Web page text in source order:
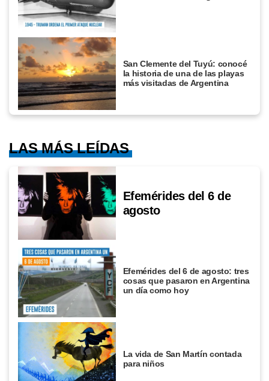
San Clemente del Tuyú: conocé
la historia de una de las playas
más visitadas de Argentina
LAS MÁS LEÍDAS
Efemérides del 6 de
agosto
Efemérides del 6 de agosto: tres
cosas que pasaron en Argentina
un día como hoy
La vida de San Martín contada
para niños